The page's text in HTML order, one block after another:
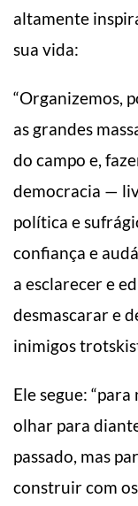
altamente
sua vida:
“Organizemos,
as grandes
do campo e,
democracia —
política e
confiança e
a esclarecer e
desmascarar e
inimigos
Ele segue:
olhar para
passado, mas
construir com